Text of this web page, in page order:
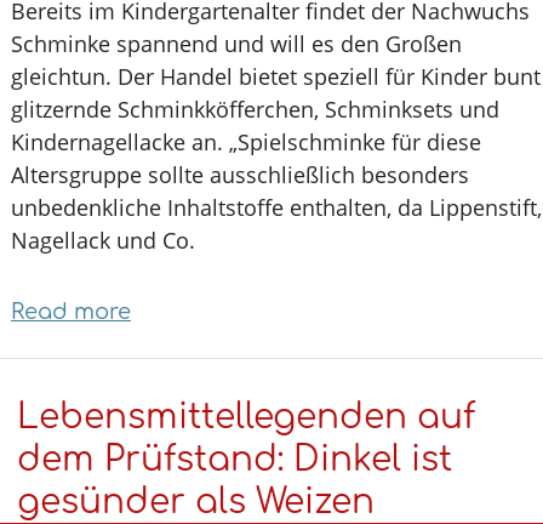
Bereits im Kindergartenalter findet der
Schminke spannend und will es den Großen
gleichtun. Der Handel bietet speziell für Kinder
glitzernde Schminkköfferchen, Schminksets und
Kindernagellacke an. „Spielschminke für diese
Altersgruppe sollte ausschließlich besonders
unbedenkliche Inhaltstoffe enthalten, da
Nagellack und Co.
Read more
Kinderschminke:
Das
sollten
Eltern
Lebensmittellegenden auf
dem Prüfstand: Dinkel ist
gesünder als Weizen